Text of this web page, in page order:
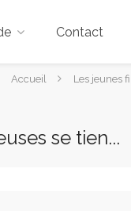
Contact
Accueil Les jeunes
se tien...